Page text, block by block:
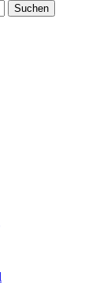
Suchen